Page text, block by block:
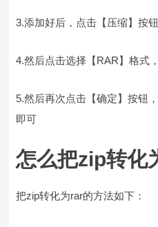
3.添加好后，点击【压缩】按钮
4.然后点击选择【RAR】格式
5.然后再次点击【确定】按钮
即可
怎么把zip转化
把zip转化为rar的方法如下：